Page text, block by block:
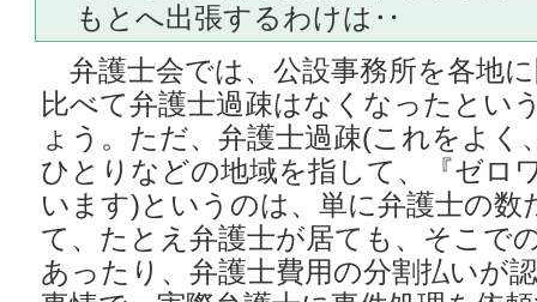
もとへ出張するわけは‥
弁護士会では、公設事務所を各地
比べて弁護士過疎はなくなったとい
ょう。ただ、弁護士過疎(これをよく
ひとりなどの地域を指して、『ゼロ
います)というのは、単に弁護士の
て、たとえ弁護士が居ても、そこで
あったり、弁護士費用の分割払いが